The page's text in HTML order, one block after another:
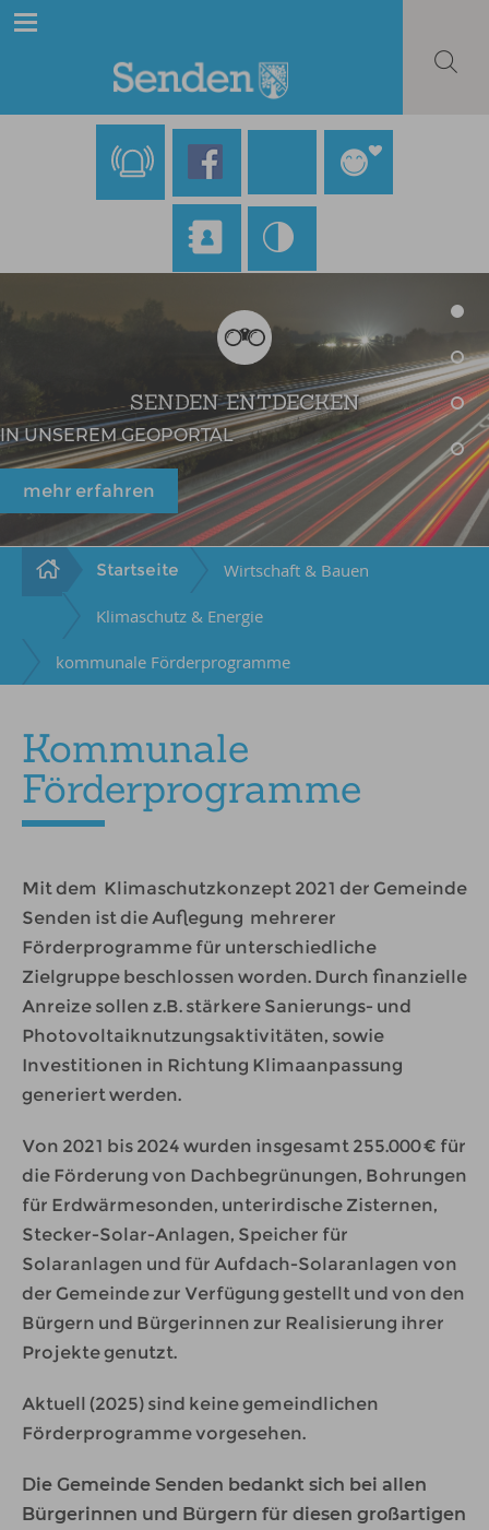
SENDEN ENTDECKEN
IN UNSEREM GEOPORTAL
mehr erfahren
Startseite Wirtschaft & Bauen
Klimaschutz & Energie
kommunale Förderprogramme
Kommunale
Förderprogramme
Mit dem Klimaschutzkonzept 2021 der Gemeinde
Senden ist die Auflegung mehrerer
Förderprogramme für unterschiedliche
Zielgruppe beschlossen worden. Durch finanzielle
Anreize sollen z.B. stärkere Sanierungs- und
Photovoltaiknutzungsaktivitäten, sowie
Investitionen in Richtung Klimaanpassung
generiert werden.
Von 2021 bis 2024 wurden insgesamt 255.000 € für
die Förderung von Dachbegrünungen, Bohrungen
für Erdwärmesonden, unterirdische Zisternen,
Stecker-Solar-Anlagen, Speicher für
Solaranlagen und für Aufdach-Solaranlagen von
der Gemeinde zur Verfügung gestellt und von den
Bürgern und Bürgerinnen zur Realisierung ihrer
Projekte genutzt.
Aktuell (2025) sind keine gemeindlichen
Förderprogramme vorgesehen.
Die Gemeinde Senden bedankt sich bei allen
Bürgerinnen und Bürgern für diesen großartigen